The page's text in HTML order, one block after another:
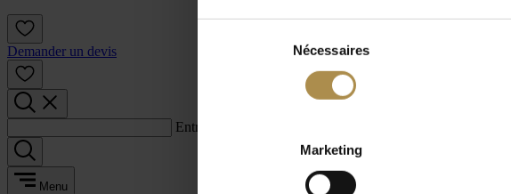
Nécessaires
Marketing
Demander un devis
Entrez un terme de recherche :
Menu